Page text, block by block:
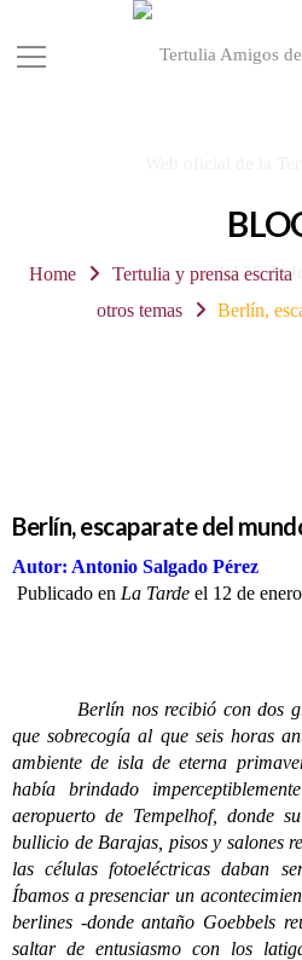
Home Tertulia y prensa escrita
otros temas
Berlín,
Berlín, escaparate del
Autor: Antonio Salgado Pérez
Publicado en La Tarde el 12 de
Berlín nos recibió con dos
que sobrecogía al que seis horas
ambiente de isla de eterna
había brindado
aeropuerto de Tempelhof, donde
bullicio de Barajas, pisos y salones
las células fotoeléctricas daban
Íbamos a presenciar un
berlines -donde antaño Goebbels
saltar de entusiasmo con los